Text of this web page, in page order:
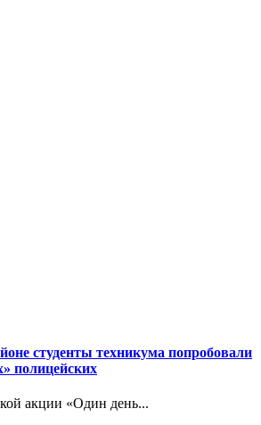
студенты техникума попробовали
полицейских
акции «Один день...